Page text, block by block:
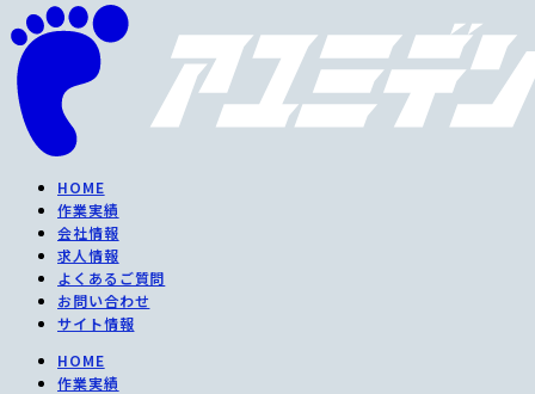
HOME
作業実績
会社情報
求人情報
よくあるご質問
お問い合わせ
サイト情報
HOME
作業実績